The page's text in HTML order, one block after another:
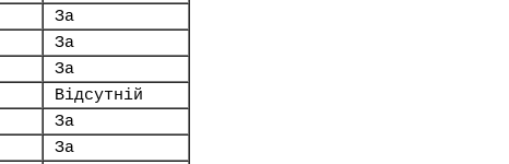
За
За
За
Відсутній
За
За